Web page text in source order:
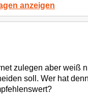
anzeigen
zulegen aber weiß
soll. Wer hat